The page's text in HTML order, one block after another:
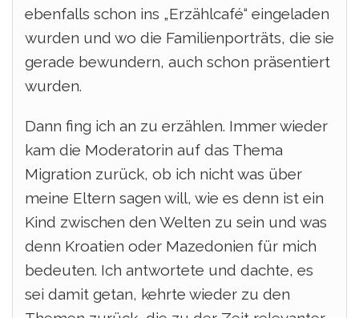
ebenfalls schon ins „Erzählcafé“ eingeladen
wurden und wo die Familienporträts, die sie
gerade bewundern, auch schon präsentiert
wurden.
Dann fing ich an zu erzählen. Immer wieder
kam die Moderatorin auf das Thema
Migration zurück, ob ich nicht was über
meine Eltern sagen will, wie es denn ist ein
Kind zwischen den Welten zu sein und was
denn Kroatien oder Mazedonien für mich
bedeuten. Ich antwortete und dachte, es
sei damit getan, kehrte wieder zu den